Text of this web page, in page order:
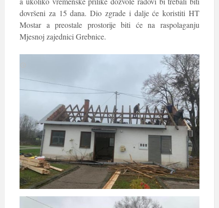
dovršeni za 15 dana. Dio zgrade i dalje će koristiti HT
Mostar a preostale prostorije biti će na raspolaganju
Mjesnoj zajednici Grebnice.